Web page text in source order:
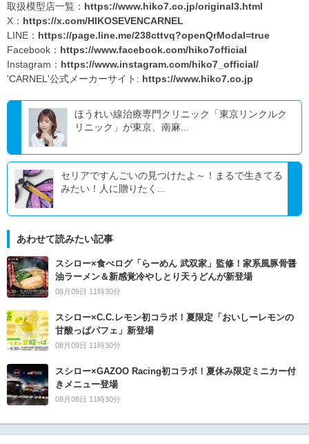
取扱模型店一覧： https://www.hiko7.co.jp/original3.html
X： https://x.com/HIKOSEVENCARNEL
LINE： https://page.line.me/238cttvq?openQrModal=true
Facebook： https://www.facebook.com/hiko7official
Instagram： https://www.instagram.com/hiko7_official/
'CARNEL'公式メーカーサイト: https://www.hiko7.co.jp
ほうれい線治療専門クリニック「東京リンクルク
リニック」が東京、南麻...
セリアですんごいの見つけたよ～！まるで生きてる
みたい！人に贈りたく...
あわせて読みたい記事
スシロー×食べログ「らーめん 武双家」監修！家系風豚骨醤
油ラーメン＆新感覚冷やしとり天うどんが新登場
08月09日 11時30分
スシロー×C.C.レモン初コラボ！夏限定「おいしーレモンの
甘酸っぱパフェ」新登場
08月09日 11時30分
スシロー×GAZOO Racing初コラボ！夏休み限定ミニカー付
きメニュー登場
08月08日 11時30分